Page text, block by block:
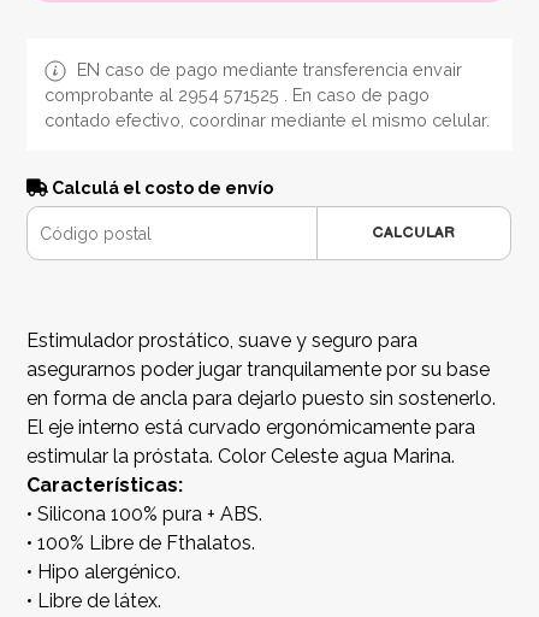
EN caso de pago mediante transferencia envair
comprobante al 2954 571525 . En caso de pago
contado efectivo, coordinar mediante el mismo celular.
Calculá el costo de envío
CALCULAR
Estimulador prostático, suave y seguro para
asegurarnos poder jugar tranquilamente por su base
en forma de ancla para dejarlo puesto sin sostenerlo.
El eje interno está curvado ergonómicamente para
estimular la próstata. Color Celeste agua Marina.
Características:
• Silicona 100% pura + ABS.
• 100% Libre de Fthalatos.
• Hipo alergénico.
• Libre de látex.